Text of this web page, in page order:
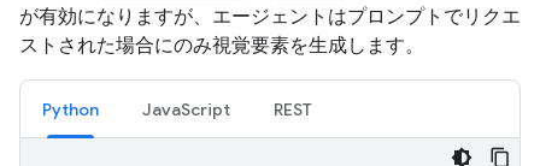
が有効になりますが、エージェントはプロンプトでリクエ
ストされた場合にのみ視覚要素を生成します。
Python JavaScript REST